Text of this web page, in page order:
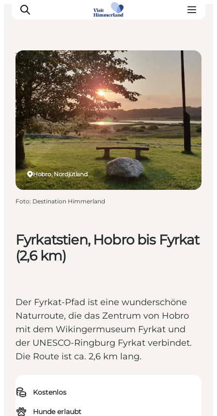
Erlebnisse
Natur
Städte und Orte
Das passiert
Reiseplanung
Praktische Informationen
Fyrkatstien, Hobro bis Fyrkat
(2,6 km)
Der Fyrkat-Pfad ist eine wunderschöne
Naturroute, die das Zentrum von Hobro
mit dem Wikingermuseum Fyrkat und
der UNESCO-Ringburg Fyrkat verbindet.
Die Route ist ca. 2,6 km lang.
Kostenlos
Hunde erlaubt
Hobro, Nordjütland
Touren auf eigene Faust
Foto: Destination Himmerland